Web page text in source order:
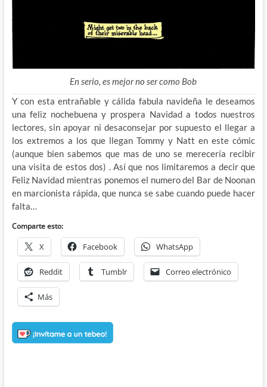
En serio, es mejor no ser como Bob
Y con esta entrañable y cálida fabula navideña le deseamos
una feliz nochebuena y prospera Navidad a todos nuestros
lectores, sin apoyar ni desaconsejar por supuesto el llegar a
los extremos a los que llegan Tommy y Natt en este cómic
(aunque bien sabemos que mas de uno se merecería recibir
una visita de estos dos) . Así que nos limitaremos a decir que
Feliz Navidad mientras ponemos el numero del Bar de Noonan
en marcionista rápida, que nunca se sabe cuando puede hacer
falta…
Comparte esto:
X Facebook WhatsApp
Reddit Tumblr Correo electrónico
Más